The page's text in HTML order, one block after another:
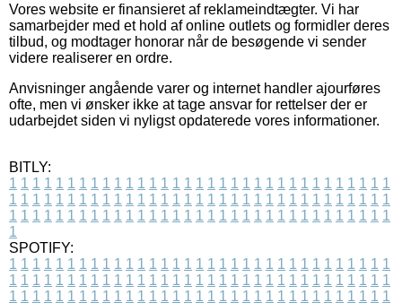
Vores website er finansieret af reklameindtægter. Vi har
samarbejder med et hold af online outlets og formidler deres
tilbud, og modtager honorar når de besøgende vi sender
videre realiserer en ordre.
Anvisninger angående varer og internet handler ajourføres
ofte, men vi ønsker ikke at tage ansvar for rettelser der er
udarbejdet siden vi nyligst opdaterede vores informationer.
BITLY:
1 1 1 1 1 1 1 1 1 1 1 1 1 1 1 1 1 1 1 1 1 1 1 1 1 1 1 1 1 1 1 1 1
1 1 1 1 1 1 1 1 1 1 1 1 1 1 1 1 1 1 1 1 1 1 1 1 1 1 1 1 1 1 1 1 1
1 1 1 1 1 1 1 1 1 1 1 1 1 1 1 1 1 1 1 1 1 1 1 1 1 1 1 1 1 1 1 1 1
1
SPOTIFY:
1 1 1 1 1 1 1 1 1 1 1 1 1 1 1 1 1 1 1 1 1 1 1 1 1 1 1 1 1 1 1 1 1
1 1 1 1 1 1 1 1 1 1 1 1 1 1 1 1 1 1 1 1 1 1 1 1 1 1 1 1 1 1 1 1 1
1 1 1 1 1 1 1 1 1 1 1 1 1 1 1 1 1 1 1 1 1 1 1 1 1 1 1 1 1 1 1 1 1